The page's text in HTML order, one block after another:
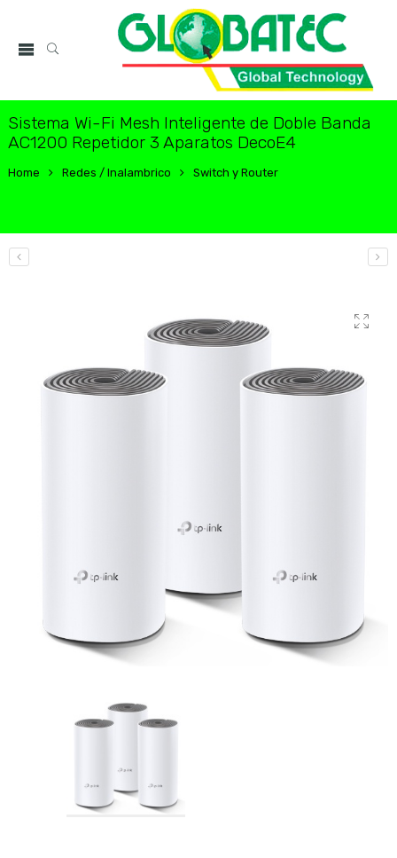
Sistema Wi-Fi Mesh Inteligente de Doble Banda
AC1200 Repetidor 3 Aparatos DecoE4
Home Redes / Inalambrico Switch y Router